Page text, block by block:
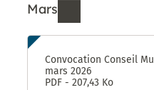
Mars
Ressources de
Convocation Conseil
mars 2026
PDF - 207,43 Ko